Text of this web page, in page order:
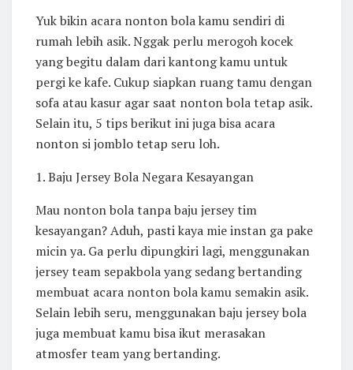
Yuk bikin acara nonton bola kamu sendiri di
rumah lebih asik. Nggak perlu merogoh kocek
yang begitu dalam dari kantong kamu untuk
pergi ke kafe. Cukup siapkan ruang tamu dengan
sofa atau kasur agar saat nonton bola tetap asik.
Selain itu, 5 tips berikut ini juga bisa acara
nonton si jomblo tetap seru loh.
1. Baju Jersey Bola Negara Kesayangan
Mau nonton bola tanpa baju jersey tim
kesayangan? Aduh, pasti kaya mie instan ga pake
micin ya. Ga perlu dipungkiri lagi, menggunakan
jersey team sepakbola yang sedang bertanding
membuat acara nonton bola kamu semakin asik.
Selain lebih seru, menggunakan baju jersey bola
juga membuat kamu bisa ikut merasakan
atmosfer team yang bertanding.